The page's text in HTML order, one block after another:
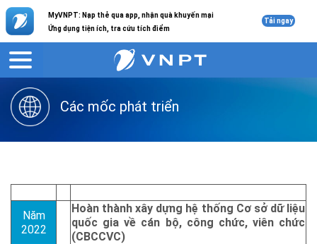
MyVNPT: Nạp thẻ qua app, nhận quà khuyến mại
Ứng dụng tiện ích, tra cứu tích điểm
Tải ngay
Giới thiệu Liên hệ
Các mốc phát triển
Năm
2022
Hoàn thành xây dựng hệ thống Cơ sở dữ liệu
quốc gia về cán bộ, công chức, viên chức
(CBCCVC)